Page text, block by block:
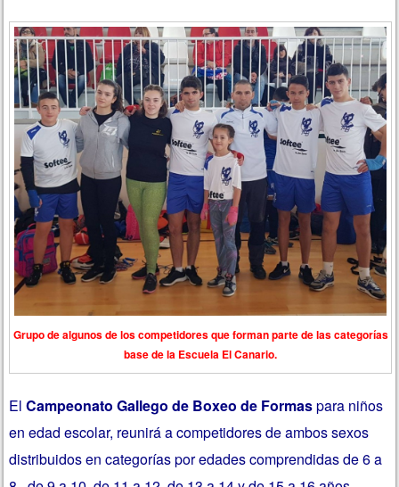
Grupo de algunos de los competidores que forman parte de las categorías
base de la Escuela El Canario.
ElCampeonato Gallego de Boxeo de Formaspara niños
en edad escolar, reunirá a competidores de ambos sexos
distribuidos en categorías por edades comprendidas de 6 a